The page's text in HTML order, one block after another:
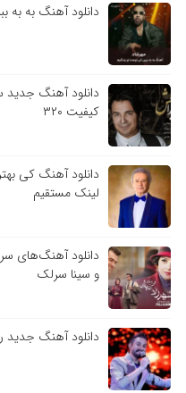
دانلود آهنگ به به
دانلود آهنگ
کیفیت ۳۲۰
دانلود آهنگ کی
لینک مستقیم
دانلود آهنگ‌های
و سینا سرلک
دانلود آهنگ جدید